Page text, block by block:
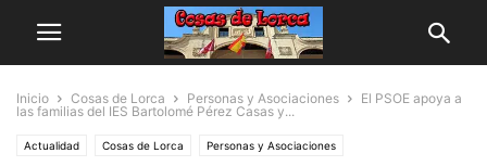
Inicio Cosas de Lorca Personas y Asociaciones
El PSOE apoya a
las familias del IES Bartolomé Pérez Casas y...
Actualidad Cosas de Lorca Personas y Asociaciones